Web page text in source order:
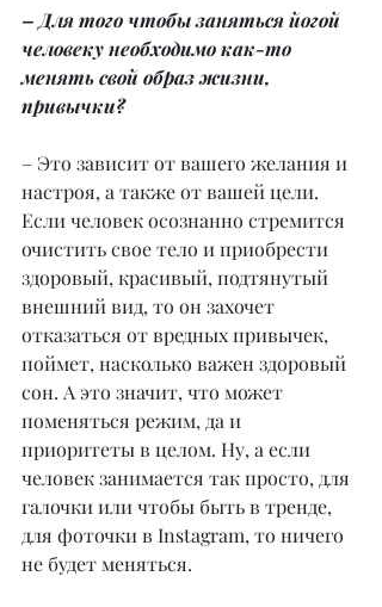
– Для того чтобы заняться йогой
человеку необходимо как-то
менять свой образ жизни,
привычки?
– Это зависит от вашего желания и
настроя, а также от вашей цели.
Если человек осознанно стремится
очистить свое тело и приобрести
здоровый, красивый, подтянутый
внешний вид, то он захочет
отказаться от вредных привычек,
поймет, насколько важен здоровый
сон. А это значит, что может
поменяться режим, да и
приоритеты в целом. Ну, а если
человек занимается так просто, для
галочки или чтобы быть в тренде,
для фоточки в Instagram, то ничего
не будет меняться.